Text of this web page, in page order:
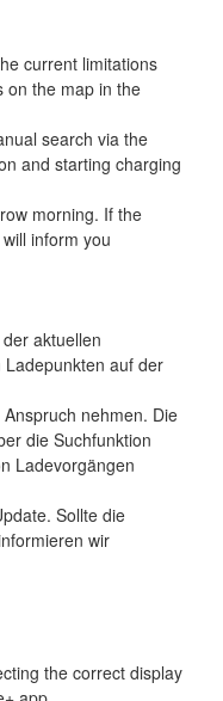
current limitations
on the map in the
search via the
and starting charging
morning. If the
inform you
aktuellen
auf der
nehmen. Die
die Suchfunktion
Ladevorgängen
Sollte die
wir
the correct display